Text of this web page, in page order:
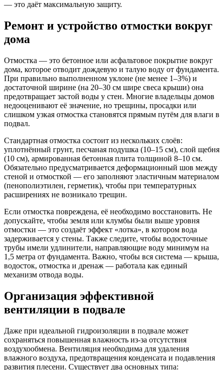
— это даёт максимальную защиту.
Ремонт и устройство отмостки вокруг
дома
Отмостка — это бетонное или асфальтовое покрытие вокруг
дома, которое отводит дождевую и талую воду от фундамента.
При правильно выполненном уклоне (не менее 1–3%) и
достаточной ширине (на 20–30 см шире свеса крыши) она
предотвращает застой воды у стен. Многие владельцы домов
недооценивают её значение, но трещины, просадки или
слишком узкая отмостка становятся прямым путём для влаги в
подвал.
Стандартная отмостка состоит из нескольких слоёв:
уплотнённый грунт, песчаная подушка (10–15 см), слой щебня
(10 см), армированная бетонная плита толщиной 8–10 см.
Обязательно предусматривается деформационный шов между
стеной и отмосткой — его заполняют эластичным материалом
(пенополиэтилен, герметик), чтобы при температурных
расширениях не возникало трещин.
Если отмостка повреждена, её необходимо восстановить. Не
допускайте, чтобы земля или клумбы были выше уровня
отмостки — это создаёт эффект «лотка», в котором вода
задерживается у стены. Также следите, чтобы водосточные
трубы имели удлинители, направляющие воду минимум на
1,5 метра от фундамента. Важно, чтобы вся система — крыша,
водосток, отмостка и дренаж — работала как единый
механизм отвода воды.
Организация эффективной
вентиляции в подвале
Даже при идеальной гидроизоляции в подвале может
сохраняться повышенная влажность из-за отсутствия
воздухообмена. Вентиляция необходима для удаления
влажного воздуха, предотвращения конденсата и подавления
развития плесени. Существует два основных типа: